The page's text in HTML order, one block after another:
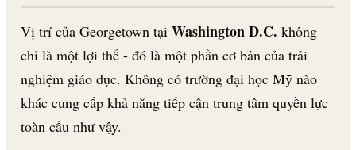
Vị trí của Georgetown tại Washington D.C. không
chỉ là một lợi thế - đó là một phần cơ bản của trải
nghiệm giáo dục. Không có trường đại học Mỹ nào
khác cung cấp khả năng tiếp cận trung tâm quyền lực
toàn cầu như vậy.